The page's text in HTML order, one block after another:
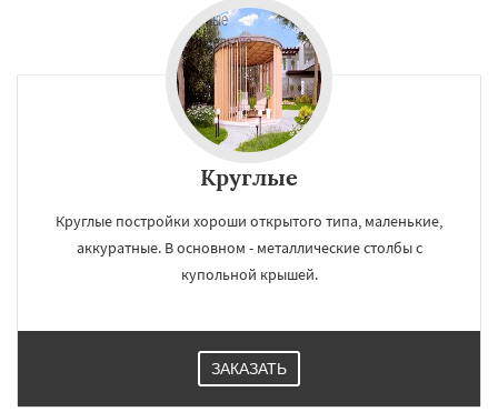
Круглые
Круглые постройки хороши открытого типа, маленькие,
аккуратные. В основном - металлические столбы с
купольной крышей.
ЗАКАЗАТЬ